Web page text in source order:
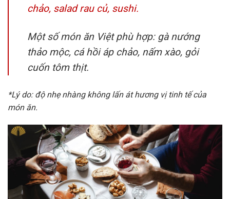
chảo, salad rau củ, sushi.
Một số món ăn Việt phù hợp: gà nướng
thảo mộc, cá hồi áp chảo, nấm xào, gỏi
cuốn tôm thịt.
*Lý do: độ nhẹ nhàng không lấn át hương vị tinh tế của
món ăn.